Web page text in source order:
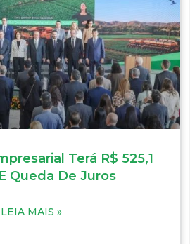
Terá R$ 525,1
Queda De Juros
LEIA MAIS »